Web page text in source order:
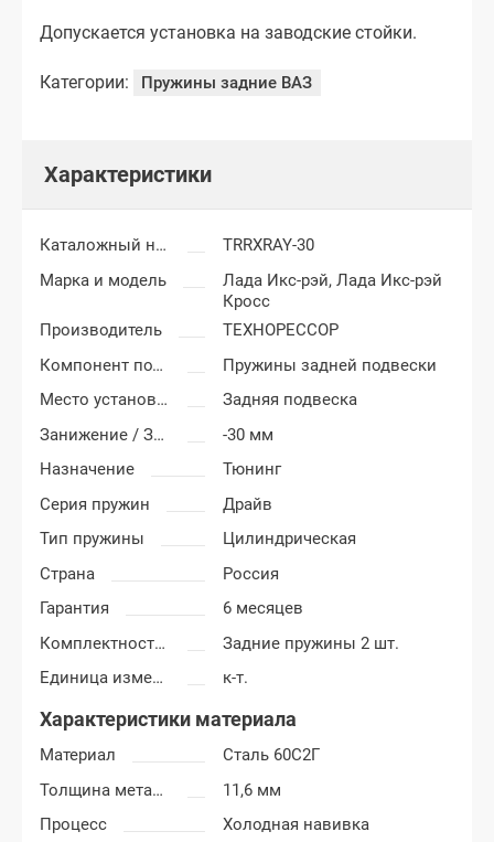
Допускается установка на заводские стойки.
Категории: Пружины задние ВАЗ
Характеристики
Каталожный номер
TRRXRAY-30
Марка и модель
Лада Икс-рэй,Лада Икс-рэй
Кросс
Производитель
ТЕХНОРЕССОР
Компонент подвески
Пружины задней подвески
Место установки пружины
Задняя подвеска
Занижение / Завышение
-30 мм
Назначение
Тюнинг
Серия пружин
Драйв
Тип пружины
Цилиндрическая
Страна
Россия
Гарантия
6 месяцев
Комплектность пружин
Задние пружины 2 шт.
Единица измерения
к-т.
Характеристики материала
Материал
Сталь 60С2Г
Толщина металла
11,6 мм
Процесс
Холодная навивка